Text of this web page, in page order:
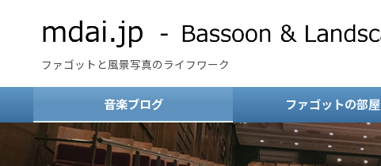
ファゴットと風景写真のライフワーク
音楽ブログ ファゴットの部屋